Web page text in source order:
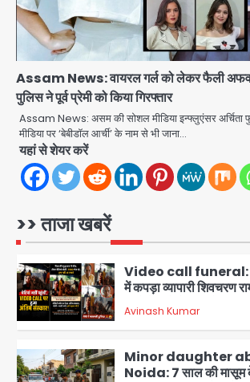
Assam News: वायरल गर्ल को लेकर फैली
पुलिस ने पूर्व प्रेमी को किया गिरफ्तार
Assam News: असम की सोशल मीडिया इन्फ्लुएंसर अर्चिता
मीडिया पर ‘बेबीडॉल आर्ची’ के नाम से भी जाना…
यहां से शेयर करें
>> ताजा खबरें
4
Rapido Driver
Snatcher: नोएडा में
मोबाइल स्नैचर गैंग का
बेचने वालों को बेचता था
गिरफ्तार, 98 मोबाइल और
Avinash Kumar
5
Dankaur accident: गंग
पर तेज रफ्तार कार ने ली
गांव में मातम
Avinash Kumar
1
‘Protesting is not
national: मोहन भागवत
2
Video call funeral:
में कपड़ा व्यापारी शिवचरण
तीनों बेटियों ने वीडियो
संस्कार, भेजे ₹5100;
पहुंचीं
Avinash Kumar
Minor daughter
Noida: 7 साल की मासूम